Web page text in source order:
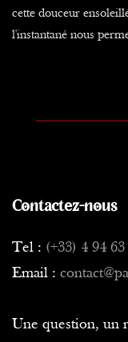
cette douceur
l'instantané nous
Contactez-nous
Tel : (+33) 4 94
Email :
Une question, un